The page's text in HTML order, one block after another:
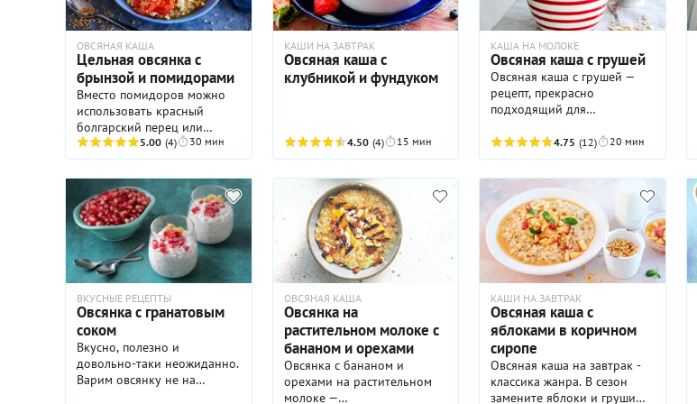
все же отличный выбор для
утренней трапезы. Это
вкусное и полезное для
пищеварения блюдо
готовится быстро и
получается достаточно
сытным. Конечно, сегодня
большой выбор мюсли и
«моментальных» каш из
расплющенных зерен овса,
которые и варить-то не
нужно — достаточно залить
порцию из пакетика
кипятком или горячим
молоком и ешь на
здоровье! Однако мы
предлагаем готовить
овсянку по старинке: на
домашней кухне, в
кастрюле, на молоке. И с
подсказками из нашего
пошагового рецепта.
ОВСЯНАЯ КАША
Цельная овсянка с
брынзой и помидорами
Вместо помидоров можно
использовать красный
болгарский перец или
авокадо.
5.00 (4) 30 мин
КАШИ НА ЗАВТРАК
Овсяная каша с
клубникой и фундуком
4.50 (4) 15 мин
КАША НА МОЛОКЕ
Овсяная каша с грушей
Овсяная каша с грушей —
рецепт, прекрасно
подходящий для
семьей. Своим ярким
ароматом груша превратит
обыкновенную овсянку на
молоке в деликатес. Но для
этого кусочки груши
следует красиво
карамелизовать в
сливочном масле с
коричневым сахаром. А
чтобы они не развалились и
сами не превратились в
кашу, груши надо брать
спелые, но плотные, не
текущие. Подойдет любой
сорт, главное, чтобы груши
были ароматные. По
4.75 (12) 20 мин
ВКУСНЫЕ РЕЦЕПТЫ
Овсянка с гранатовым
соком
Вкусно, полезно и
довольно-таки неожиданно.
Варим овсянку не на
ОВСЯНАЯ КАША
Овсянка на
растительном молоке с
бананом и орехами
Овсянка с бананом и
орехами на растительном
молоке —
КАШИ НА ЗАВТРАК
Овсяная каша с
яблоками в коричном
сиропе
Овсяная каша на завтрак -
классика жанра. В сезон
замените яблоки и груши